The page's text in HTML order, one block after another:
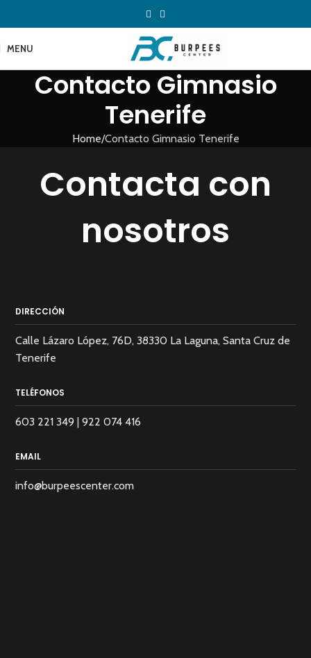
MENU
Contacto Gimnasio
Tenerife
Home Contacto Gimnasio Tenerife
Contacta con
nosotros
DIRECCIÓN
Calle Lázaro López, 76D, 38330 La Laguna, Santa Cruz de
Tenerife
TELÉFONOS
603 221 349 |922 074 416
EMAIL
info@burpeescenter.com